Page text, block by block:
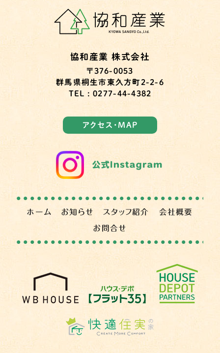
協和産業 株式会社
〒376-0053
群馬県桐生市東久方町2-2-6
TEL : 0277-44-4382
アクセス・MAP
ホーム お知らせ スタッフ紹介 会社概要
お問合せ